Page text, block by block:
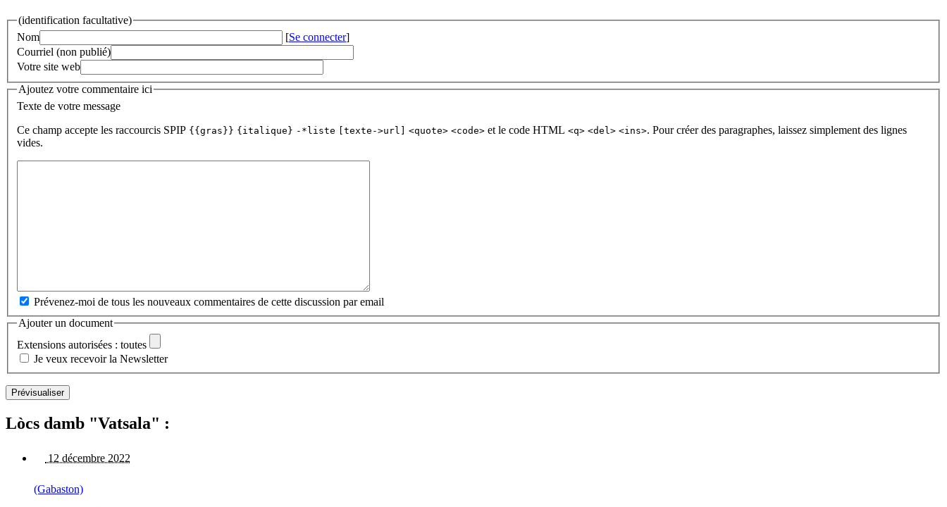
(identification facultative)
Nom
[Se connecter]
Courriel (non publié)
Votre site web
Ajoutez votre commentaire ici
Texte de votre message
Ce champ accepte les raccourcis SPIP {{gras}} {italique} -*liste [texte->url] <quote> <code> et le code HTML <q> <del> <ins>. Pour créer des paragraphes, laissez simplement des lignes
vides.
Prévenez-moi de tous les nouveaux commentaires de cette discussion par email
Ajouter un document
Extensions autorisées : toutes
Je veux recevoir la Newsletter
Lòcs damb "Vatsala" :
12 décembre 2022
(Gabaston)